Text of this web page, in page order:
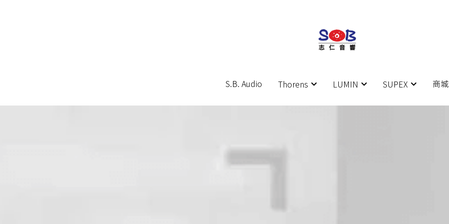
S.B. Audio Thorens LUMIN SUPEX 商城
S.B. Audio Thorens LUMIN SUPEX 商城